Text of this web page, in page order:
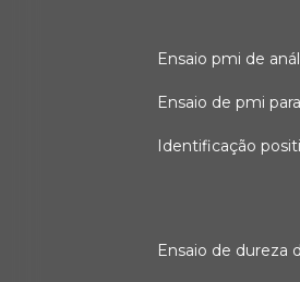
ensaio pmi de
ensaio de pmi
identificação
ensaio de dureza